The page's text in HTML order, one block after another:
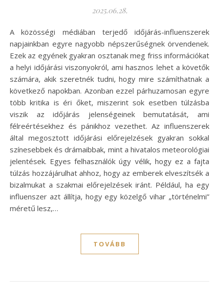
2025.06.28.
A közösségi médiában terjedő időjárás-influenszerek
napjainkban egyre nagyobb népszerűségnek örvendenek.
Ezek az egyének gyakran osztanak meg friss információkat
a helyi időjárási viszonyokról, ami hasznos lehet a követők
számára, akik szeretnék tudni, hogy mire számíthatnak a
következő napokban. Azonban ezzel párhuzamosan egyre
több kritika is éri őket, miszerint sok esetben túlzásba
viszik az időjárás jelenségeinek bemutatását, ami
félreértésekhez és pánikhoz vezethet. Az influenszerek
által megosztott időjárási előrejelzések gyakran sokkal
színesebbek és drámaibbak, mint a hivatalos meteorológiai
jelentések. Egyes felhasználók úgy vélik, hogy ez a fajta
túlzás hozzájárulhat ahhoz, hogy az emberek elveszítsék a
bizalmukat a szakmai előrejelzések iránt. Például, ha egy
influenszer azt állítja, hogy egy közelgő vihar „történelmi”
méretű lesz,…
TOVÁBB